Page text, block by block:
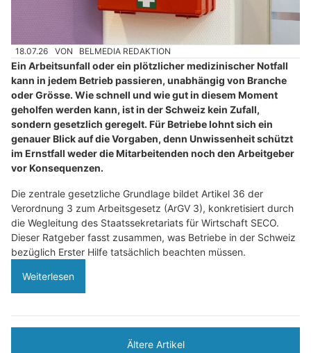
18.07.26 VON BELMEDIA REDAKTION
Ein Arbeitsunfall oder ein plötzlicher medizinischer Notfall
kann in jedem Betrieb passieren, unabhängig von Branche
oder Grösse. Wie schnell und wie gut in diesem Moment
geholfen werden kann, ist in der Schweiz kein Zufall,
sondern gesetzlich geregelt. Für Betriebe lohnt sich ein
genauer Blick auf die Vorgaben, denn Unwissenheit schützt
im Ernstfall weder die Mitarbeitenden noch den Arbeitgeber
vor Konsequenzen.
Die zentrale gesetzliche Grundlage bildet Artikel 36 der
Verordnung 3 zum Arbeitsgesetz (ArGV 3), konkretisiert durch
die Wegleitung des Staatssekretariats für Wirtschaft SECO.
Dieser Ratgeber fasst zusammen, was Betriebe in der Schweiz
bezüglich Erster Hilfe tatsächlich beachten müssen.
Weiterlesen
Ältere Artikel